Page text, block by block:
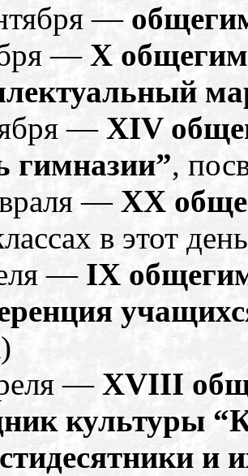
—
— X
— XIV
гимназии”,
— XX
в этот
— IX
— XVIII
культуры
и